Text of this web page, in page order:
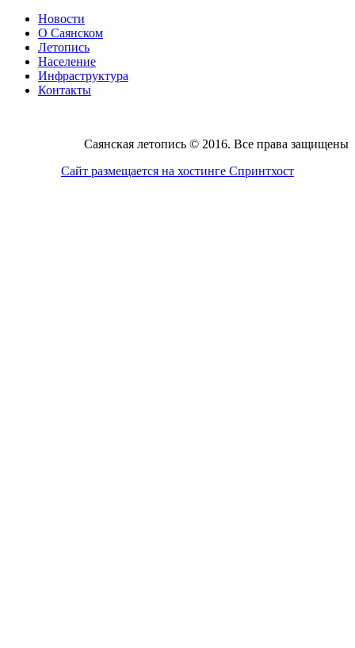
Новости
О Саянском
Летопись
Население
Инфраструктура
Контакты
Саянская летопись © 2016. Все права защищены
Сайт размещается на хостинге Спринтхост